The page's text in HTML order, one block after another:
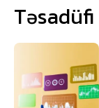
Təsadüfi